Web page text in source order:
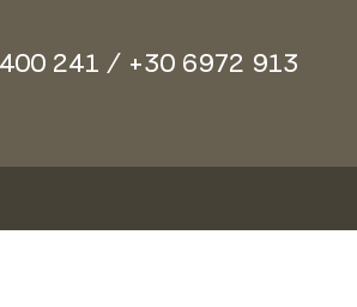
241 / +30 6972 913